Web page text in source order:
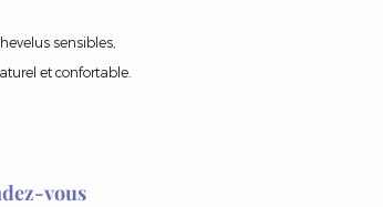
sensibles,
et confortable.
vous